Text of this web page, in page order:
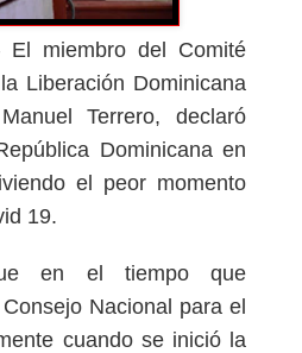
El miembro del Comité
Liberación Dominicana
Terrero, declaró
Dominicana en
el peor momento
19.
en el tiempo que
Nacional para el
cuando se inició la